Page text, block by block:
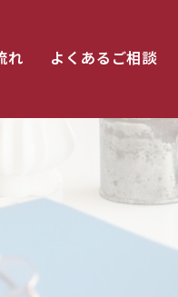
れ よくあるご相談